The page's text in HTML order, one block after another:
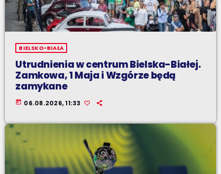
BIELSKO-BIAŁA
Utrudnienia w centrum Bielska-Białej.
Zamkowa, 1 Maja i Wzgórze będą
zamykane
today 06.08.2026, 11:33